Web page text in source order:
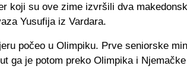
koji su ove zime izvršili dva
Yusufija iz Vardara.
počeo u Olimpiku. Prve seniorske
ga je potom preko Olimpika i